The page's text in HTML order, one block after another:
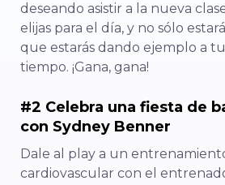
deseando asistir a la nueva
elijas para el día, y no sólo
que estarás dando ejemplo a
tiempo. ¡Gana, gana!
#2 Celebra una fiesta de
con Sydney Benner
Dale al play a un
cardiovascular con el